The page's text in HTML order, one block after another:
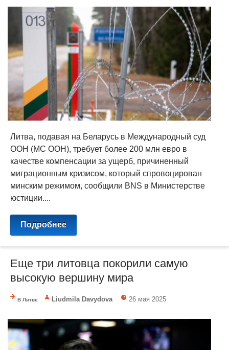
Литва, подавая на Беларусь в Международный суд
ООН (МС ООН), требует более 200 млн евро в
качестве компенсации за ущерб, причиненный
миграционным кризисом, который спровоцирован
минским режимом, сообщили BNS в Министерстве
юстиции....
Подробнее
Еще три литовца покорили самую
высокую вершину мира
В Литве Liudmila Davydova 26 мая 2025